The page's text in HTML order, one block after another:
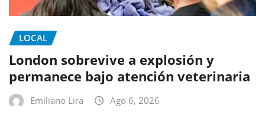
LOCAL
London sobrevive a explosión y
permanece bajo atención veterinaria
Emiliano Lira Ago 6, 2026